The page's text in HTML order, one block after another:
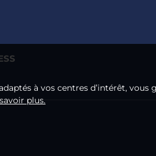
à vos centres d’intérêt, vous
plus.